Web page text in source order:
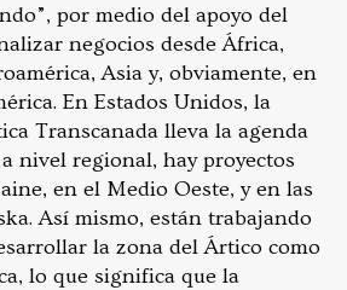
por medio del apoyo del
negocios desde África,
Asia y, obviamente, en
En Estados Unidos, la
Transcanada lleva la agenda
nivel regional, hay proyectos
en el Medio Oeste, y en las
Así mismo, están trabajando
la zona del Ártico como
lo que significa que la